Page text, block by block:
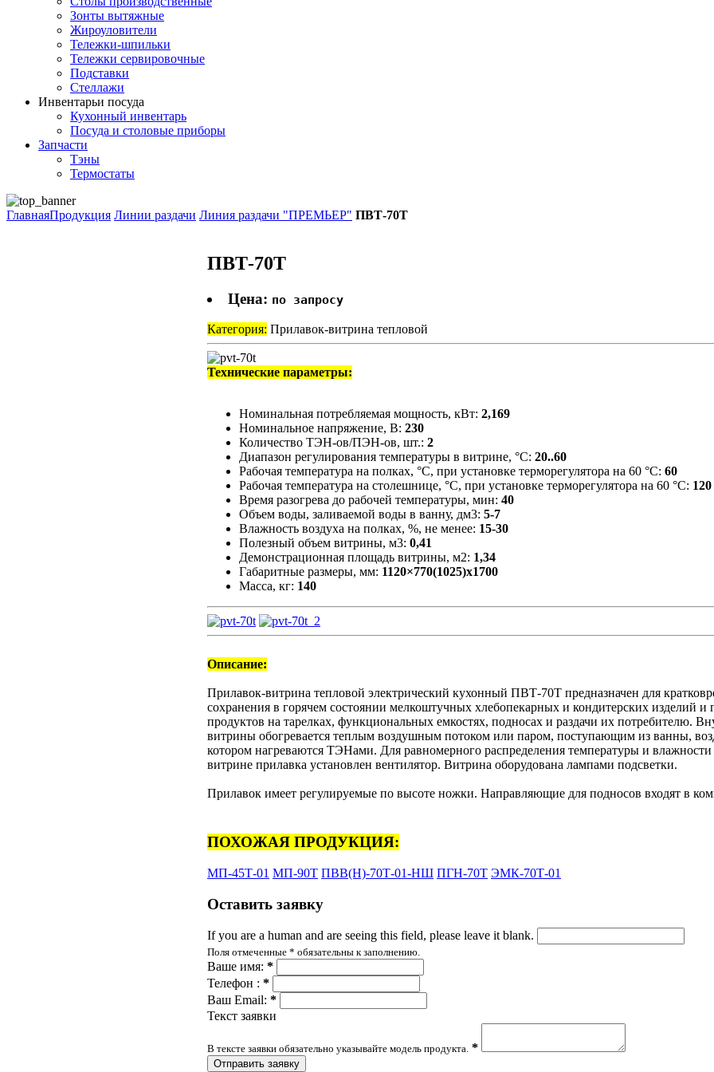
Зонты вытяжные
Жироуловители
Тележки-шпильки
Тележки сервировочные
Подставки
Стеллажи
Инвентарьи посуда
Кухонный инвентарь
Посуда и столовые приборы
Запчасти
Тэны
Термостаты
ГлавнаяПродукция Линии раздачи Линия раздачи "ПРЕМЬЕР" ПВТ-70Т
ПВТ-70Т
Цена: по запросу
Категория: Прилавок-витрина тепловой
Технические параметры:
Номинальная потребляемая мощность, кВт: 2,169
Номинальное напряжение, В: 230
Количество ТЭН-ов/ПЭН-ов, шт.: 2
Диапазон регулирования температуры в витрине, °С: 20..60
Рабочая температура на полках, °С, при установке терморегулятора на 60 °С: 60
Рабочая температура на столешнице, °С, при установке терморегулятора на 60 °С: 120
Время разогрева до рабочей температуры, мин: 40
Объем воды, заливаемой воды в ванну, дм3: 5-7
Влажность воздуха на полках, %, не менее: 15-30
Полезный объем витрины, м3: 0,41
Демонстрационная площадь витрины, м2: 1,34
Габаритные размеры, мм: 1120×770(1025)x1700
Масса, кг: 140
Описание:
Прилавок-витрина тепловой электрический кухонный ПВТ-70Т предназначен для
сохранения в горячем состоянии мелкоштучных хлебопекарных и кондитерских изделий
продуктов на тарелках, функциональных емкостях, подносах и раздачи их потребителю.
витрины обогревается теплым воздушным потоком или паром, поступающим из ванны,
котором нагреваются ТЭНами. Для равномерного распределения температуры и влажности
витрине прилавка установлен вентилятор. Витрина оборудована лампами подсветки.
Прилавок имеет регулируемые по высоте ножки. Направляющие для подносов входят в
ПОХОЖАЯ ПРОДУКЦИЯ:
МП-45Т-01 МП-90Т ПВВ(Н)-70Т-01-НШ ПГН-70Т ЭМК-70Т-01
Оставить заявку
If you are a human and are seeing this field, please leave it blank.
Поля отмеченные * обязательны к заполнению.
Ваше имя: *
Телефон : *
Ваш Email: *
Текст заявки
В тексте заявки обязательно указывайте модель продукта. *